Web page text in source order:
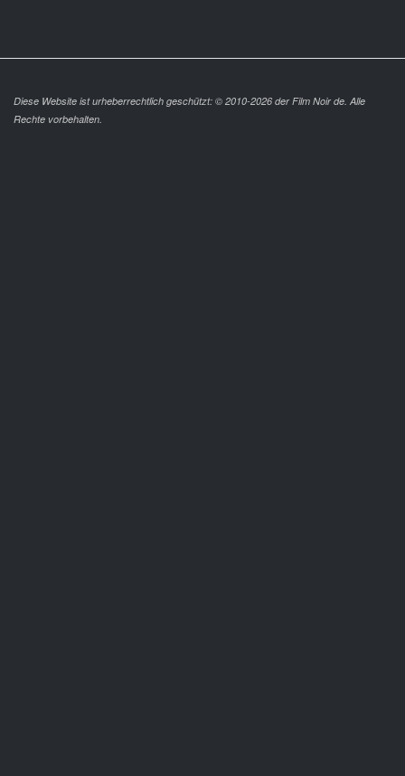
Diese Website ist urheberrechtlich geschützt: © 2010-2026 der Film Noir de. Alle
Rechte vorbehalten.